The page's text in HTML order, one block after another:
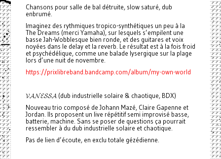
Chansons pour salle de bal détruite, slow saturé, dub
enbrumé.
Imaginez des rythmiques tropico-synthétiques un peu à la
The Dreams (merci Yamaha), sur lesquels s’empilent une
basse Jah-Wobblesque bien ronde, et des guitares et voix
noyées dans le delay et la reverb. Le résultat est à la fois froid
et psychédélique, comme une balade lysergique sur la plage
lors d’une nuit de novembre.
https://prixlibreband.bandcamp.com/album/my-own-world
𝓥𝓐𝓝𝓔𝓢𝓢𝓐 (dub industrielle solaire & chaotique, BDX)
Nouveau trio composé de Johann Mazé, Claire Gapenne et
Jordan. Ils proposent un live répétitif semi improvisé basse,
batterie, machine. Sans se poser de questions ça pourrait
ressembler à du dub industrielle solaire et chaotique.
Pas de lien d’écoute, en exclu totale gézédienne.